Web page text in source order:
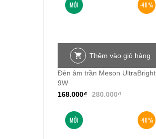
-40%
MỚI
Thêm vào giỏ hàng
Đèn âm trần Meson UltraBright
9W
280.000₫
168.000₫
-40%
MỚI